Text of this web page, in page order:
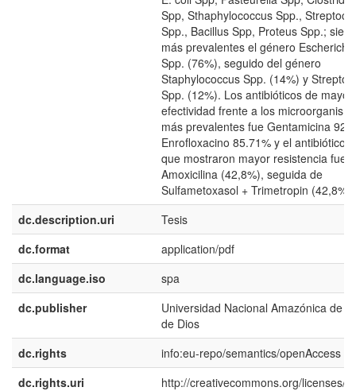
Spp, Sthaphylococcus Spp.,
Spp., Bacillus Spp, Proteus Spp.;
más prevalentes el género
Spp. (76%), seguido del género
Staphylococcus Spp. (14%) y
Spp. (12%). Los antibióticos de mayor
efectividad frente a los
más prevalentes fue Gentamicina
Enrofloxacino 85.71% y el antibiótico
que mostraron mayor resistencia fue a
Amoxicilina (42,8%), seguida de
Sulfametoxasol + Trimetropin (42,8%).
dc.description.uri
Tesis
dc.format
application/pdf
dc.language.iso
spa
dc.publisher
Universidad Nacional Amazónica de
de Dios
dc.rights
info:eu-repo/semantics/openAccess
dc.rights.uri
http://creativecommons.org/licenses/